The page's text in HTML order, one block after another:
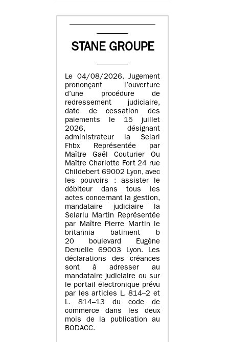
STANE GROUPE
Le 04/08/2026. Jugement
prononçant l’ouverture
d’une procédure de
redressement judiciaire,
date de cessation des
paiements le 15 juillet
2026, désignant
administrateur la Selarl
Fhbx Représentée par
Maître Gaël Couturier Ou
Maître Charlotte Fort 24 rue
Childebert 69002 Lyon, avec
les pouvoirs : assister le
débiteur dans tous les
actes concernant la gestion,
mandataire judiciaire la
Selarlu Martin Représentée
par Maître Pierre Martin le
britannia batiment b
20 boulevard Eugène
Deruelle 69003 Lyon. Les
déclarations des créances
sont à adresser au
mandataire judiciaire ou sur
le portail électronique prévu
par les articles L. 814–2 et
L. 814–13 du code de
commerce dans les deux
mois de la publication au
BODACC.